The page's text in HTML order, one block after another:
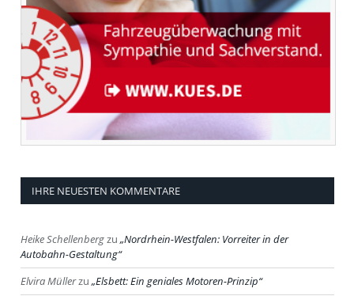
IHRE NEUESTEN KOMMENTARE
Heike Schellenbergzu Nordrhein-Westfalen: Vorreiter in der
Autobahn-Gestaltung
Elvira Müllerzu Elsbett: Ein geniales Motoren-Prinzip